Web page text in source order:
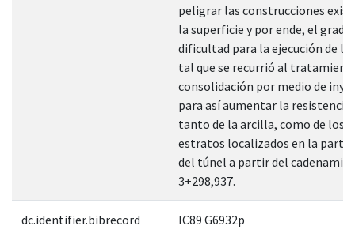
peligrar las construcciones
la superficie y por ende, el grado
dificultad para la ejecución de la
tal que se recurrió al
consolidación por medio de
para así aumentar la
tanto de la arcilla, como de los
estratos localizados en la parte
del túnel a partir del
3+298,937.
dc.identifier.bibrecord IC89 G6932p